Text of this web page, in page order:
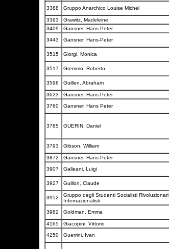
3388
Gruppo Anarchico Louise Michel
3393 Grawitz, Madeleine
3409
Gansner, Hans Peter
3443
Gansner, Hans-Peter
3515 Giorgi, Monica
3517
Gremmo, Roberto
3596
Guillen, Abraham
3623 Gansner, Hans Peter
3760
Gansner, Hans Peter
3785 GUERIN, Daniel
3793
Gibson, William
3872
Gansner, Hans Peter
3907
Galleani, Luigi
3927 Guillon, Claude
3952
Gruppo degli Studenti Socialisti Rivoluzionari
Internazionalisti
3982
Goldman, Emma
4165
Giacopini, Vittorio
4250
Guerrini, Ivan